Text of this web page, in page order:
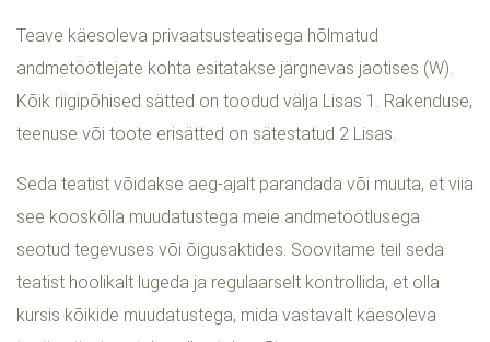
Teave käesoleva privaatsusteatisega hõlmatud
andmetöötlejate kohta esitatakse järgnevas jaotises (W).
Kõik riigipõhised sätted on toodud välja Lisas 1. Rakenduse,
teenuse või toote erisätted on sätestatud 2 Lisas.
Seda teatist võidakse aeg-ajalt parandada või muuta, et viia
see kooskõlla muudatustega meie andmetöötlusega
seotud tegevuses või õigusaktides. Soovitame teil seda
teatist hoolikalt lugeda ja regulaarselt kontrollida, et olla
kursis kõikide muudatustega, mida vastavalt käesoleva